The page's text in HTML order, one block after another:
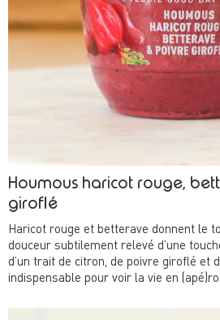
Houmous haricot rouge,
giroflé
Haricot rouge et betterave donnent le
douceur subtilement relevé d’une
d’un trait de citron, de poivre giroflé et
indispensable pour voir la vie en